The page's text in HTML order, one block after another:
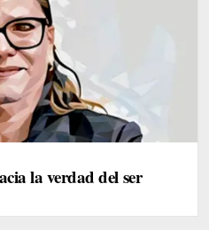
la verdad del ser